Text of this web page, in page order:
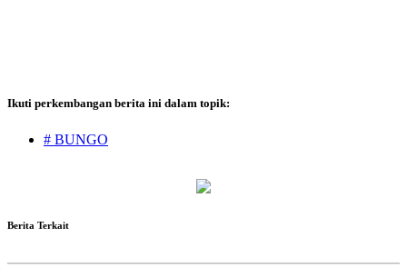
Ikuti perkembangan berita ini dalam topik:
# BUNGO
Berita Terkait